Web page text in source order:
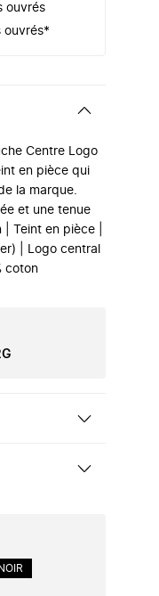
ouvrés
ouvrés*
Centre Logo
en pièce qui
la marque.
et une tenue
Teint en pièce |
| Logo central
coton